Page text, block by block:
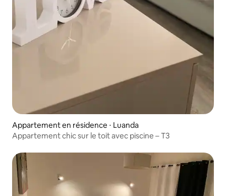
Appartement en résidence ⋅ Luanda
Appartement chic sur le toit avec piscine – T3